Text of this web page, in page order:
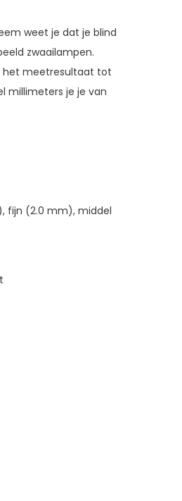
weet je dat je blind
zwaailampen.
het meetresultaat tot
millimeters je je van
fijn (2.0 mm), middel